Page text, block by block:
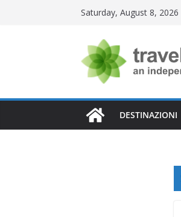
Saturday, August 8, 2026
DESTINAZIONI